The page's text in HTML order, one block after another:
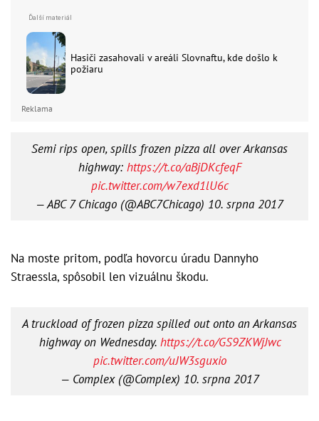
Hasiči zasahovali v areáli Slovnaftu, kde došlo k
požiaru
Reklama
Semi rips open, spills frozen pizza all over Arkansas
highway: https://t.co/aBjDKcfeqF
pic.twitter.com/w7exd1lU6c
— ABC 7 Chicago (@ABC7Chicago) 10. srpna 2017
Na moste pritom, podľa hovorcu úradu Dannyho
Straessla, spôsobil len vizuálnu škodu.
A truckload of frozen pizza spilled out onto an Arkansas
highway on Wednesday. https://t.co/GS9ZKWjJwc
pic.twitter.com/uJW3sguxio
— Complex (@Complex) 10. srpna 2017